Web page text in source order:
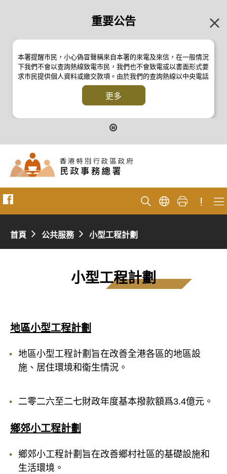
重要公告
本署提醒市民，小心偽冒聲稱來自本署的來電及來信，在一般情況
下我們不會以查詢熱線致電市民，我們也不會致電或以書面形式要
求市民提供個人資料或繳交款項。由於我們的查詢熱線以中央電話
系統操作，本署的來電不會顯示電話號碼 2835 2500 。如有疑
問，應與本署職員核實或向警方反詐騙協調中心
詢熱線 18222 查詢。詳情請瀏覽以下新聞公報：
二零一九年七月二十六日的新聞公報
二零一七年四月二十八日的新聞公報
二零一七年四月五日的新聞公報
更多
!
首頁 公共服務 小型工程計劃
小型工程計劃
地區小型工程計劃
地區小型工程計劃旨在改善全港各區的地區設
施、居住環境和衞生情況。
二零二六至二七財政年度基本撥款額爲3.4億元。
鄉郊小工程計劃
鄉郊小工程計劃旨在改善鄉村社區的基礎設施和
生活環境。